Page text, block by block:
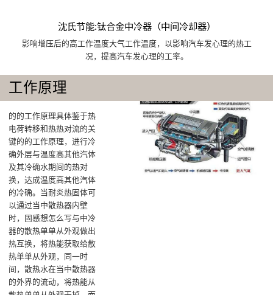
沈氏节能:钛合金中冷器（中间冷却器）
影响增压后的高工作温度大气工作温度，以影响汽车发心理的热工
况，提高汽车发心理的工率。
工作原理
的的工作原理具体鉴于热
电荷转移和热热对流的关
键的的工作原理，进行冷
确外层与温度高其他汽体
及其冷确水期间的热对
换，达成温度高其他汽体
的冷确‌。当耐炎热固体可
以通过当中散热器内壁
时，固感想怎么写与中冷
器的散热单单从外观做出
热互换，将热能获取给散
热单单从外观‌，同一时
间，散热水在当中散热器
的外界的流动，将热能从